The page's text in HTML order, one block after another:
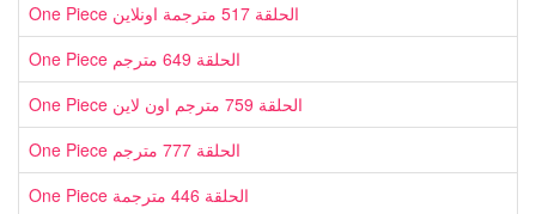
One Piece الحلقة 517 مترجمة اونلاين
One Piece الحلقة 649 مترجم
One Piece الحلقة 759 مترجم اون لاين
One Piece الحلقة 777 مترجم
One Piece الحلقة 446 مترجمة